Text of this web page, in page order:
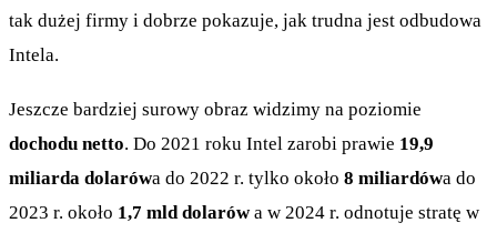
tak dużej firmy i dobrze pokazuje, jak trudna jest odbudowa
Intela.
Jeszcze bardziej surowy obraz widzimy na poziomie
dochodu netto. Do 2021 roku Intel zarobi prawie 19,9
miliarda dolarówa do 2022 r. tylko około 8 miliardówa do
2023 r. około 1,7 mld dolarówa w 2024 r. odnotuje stratę w